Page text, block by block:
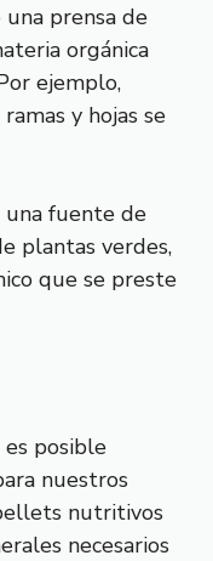
prensa de
orgánica
ejemplo,
y hojas se
fuente de
plantas verdes,
que se preste
posible
nuestros
nutritivos
necesarios